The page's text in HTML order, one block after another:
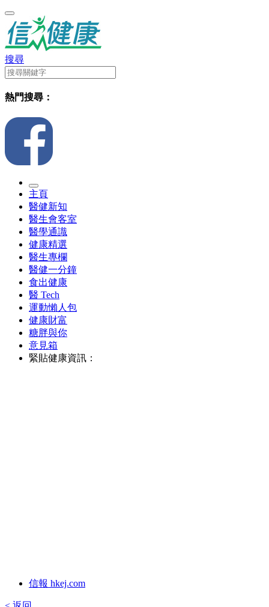
搜尋
熱門搜尋：
主頁
醫健新知
醫生會客室
醫學通識
健康精選
醫生專欄
醫健一分鐘
食出健康
醫 Tech
運動懶人包
健康財富
糖胖與你
意見箱
緊貼健康資訊：
信報 hkej.com